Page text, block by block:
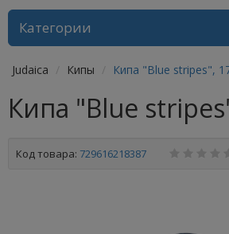
Категории
Judaica Кипы Кипа "Blue stripes",
Кипа "Blue
Код товара: 729616218387